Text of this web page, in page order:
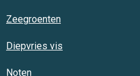
Zeegroenten
Diepvries vis
Noten